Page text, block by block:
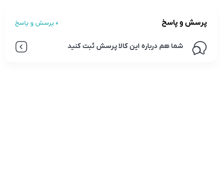
پرسش و پاسخ 0 پرسش و پاسخ
شما هم درباره این کالا پرسش ثبت کنید